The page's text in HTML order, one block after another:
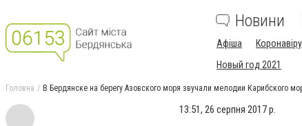
Новини
Афіша
Новый год 2021
Головна В Бердянске на берегу Азовского моря звучали мелодии Карибского
13:51, 26 серпня 2017 р.